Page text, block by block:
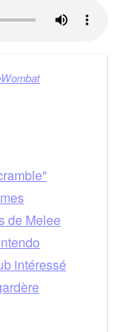
de Melee
intéressé